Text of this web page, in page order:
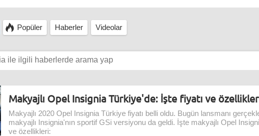
Popüler Haberler Videolar
Makyajlı Opel Insignia Türkiye'de: İşte fiyatı ve
Makyajlı 2020 Opel Insignia Türkiye fiyatı belli oldu. Bugün lansmanı
makyajlı Insignia'nın sportif GSi versiyonu da geldi. İşte makyajlı Opel
ve özellikleri: